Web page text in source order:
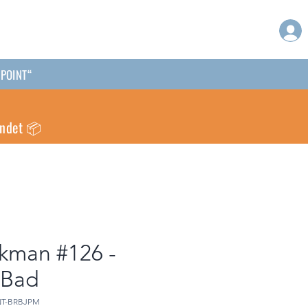
📦
#126 -
BRBJPM